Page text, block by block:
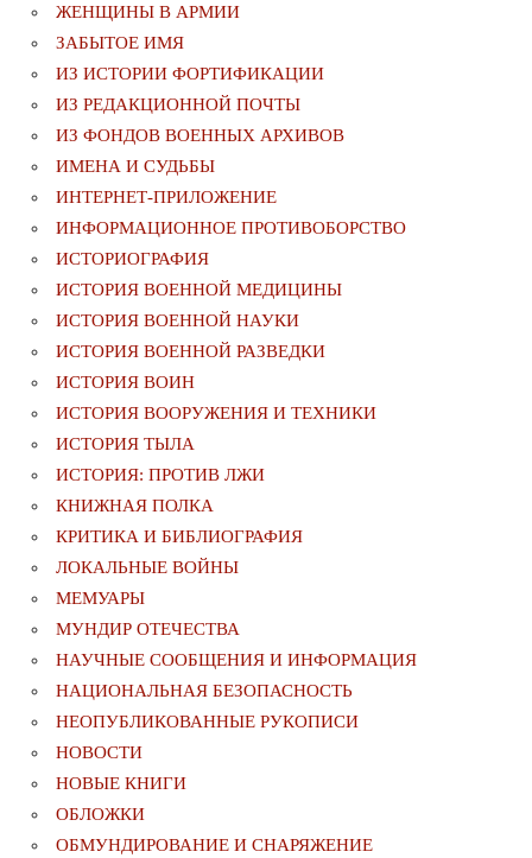
ЖЕНЩИНЫ В АРМИИ
ЗАБЫТОЕ ИМЯ
ИЗ ИСТОРИИ ФОРТИФИКАЦИИ
ИЗ РЕДАКЦИОННОЙ ПОЧТЫ
ИЗ ФОНДОВ ВОЕННЫХ АРХИВОВ
ИМЕНА И СУДЬБЫ
ИНТЕРНЕТ-ПРИЛОЖЕНИЕ
ИНФОРМАЦИОННОЕ ПРОТИВОБОРСТВО
ИСТОРИОГРАФИЯ
ИСТОРИЯ ВОЕННОЙ МЕДИЦИНЫ
ИСТОРИЯ ВОЕННОЙ НАУКИ
ИСТОРИЯ ВОЕННОЙ РАЗВЕДКИ
ИСТОРИЯ ВОИН
ИСТОРИЯ ВООРУЖЕНИЯ И ТЕХНИКИ
ИСТОРИЯ ТЫЛА
ИСТОРИЯ: ПРОТИВ ЛЖИ
КНИЖНАЯ ПОЛКА
КРИТИКА И БИБЛИОГРАФИЯ
ЛОКАЛЬНЫЕ ВОЙНЫ
МЕМУАРЫ
МУНДИР ОТЕЧЕСТВА
НАУЧНЫЕ СООБЩЕНИЯ И ИНФОРМАЦИЯ
НАЦИОНАЛЬНАЯ БЕЗОПАСНОСТЬ
НЕОПУБЛИКОВАННЫЕ РУКОПИСИ
НОВОСТИ
НОВЫЕ КНИГИ
ОБЛОЖКИ
ОБМУНДИРОВАНИЕ И СНАРЯЖЕНИЕ